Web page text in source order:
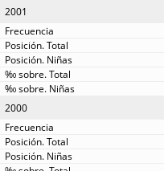
2001
2000